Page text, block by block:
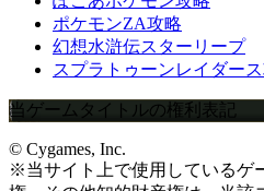
ポケモンZA攻略
幻想水滸伝スターリープ
スプラトゥーンレイダー
当ゲームタイトルの権利表記
© Cygames, Inc.
※当サイト上で使用しているゲ